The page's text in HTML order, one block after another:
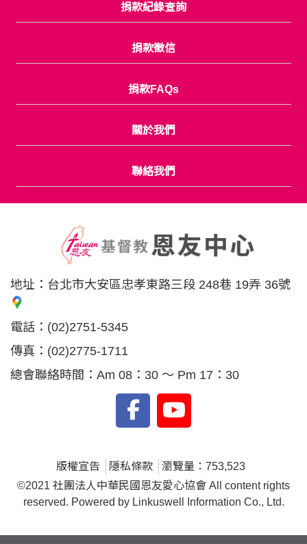
捐款紀錄查詢
捐款徵信
捐款FAQs
關於我們
聯絡我們
地址： 台北市大安區忠孝東路三段 248巷 19弄 36號
電話： (02)2751-5345
傳真： (02)2775-1711
總會聯絡時間：Am 08：30 ～ Pm 17：30
版權宣告 隱私條款
瀏覽量：753,523
©2021 社團法人中華民國恩友愛心協會 All content rights
reserved. Powered by Linkuswell Information Co., Ltd.